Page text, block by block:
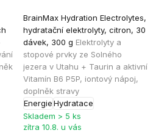
BrainMax Hydration Electrolytes,
hydratační elektrolyty, citron, 30
dávek, 300 g Elektrolyty a
stopové prvky ze Solného
jezera v Utahu + Taurin a aktivní
Vitamín B6 P5P, iontový nápoj,
doplněk stravy
EnergieHydratace
hodnocení
produktu
je
4,8
z
5
hvězdiček.
Skladem > 5 ks
zítra 10.8. u vás